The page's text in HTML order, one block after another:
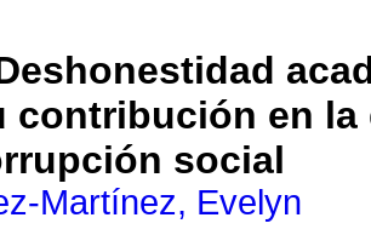
contribución en
social
Martínez, Evelyn